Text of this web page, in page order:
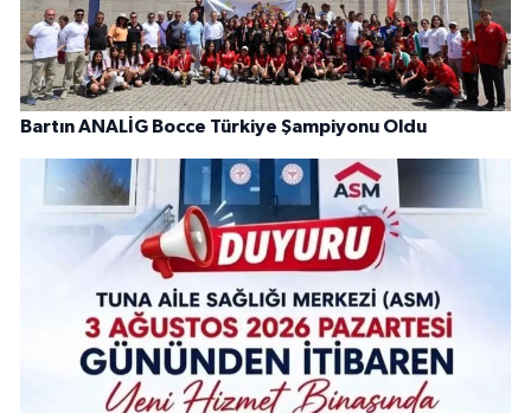
Bartın ANALİG Bocce Türkiye Şampiyonu Oldu